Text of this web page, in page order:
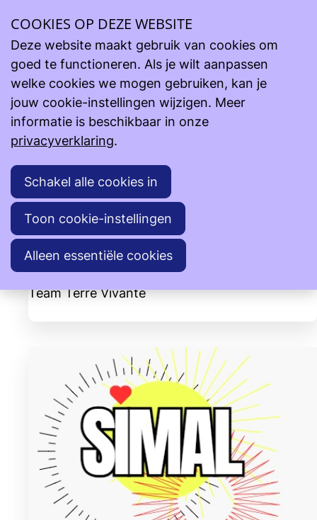
Terre Vivante vzw - Benin
2025 oktober - Nieuwsbrief
Team Terre Vivante
COOKIES OP DEZE WEBSITE
Deze website maakt gebruik van cookies om
goed te functioneren. Als je wilt aanpassen
welke cookies we mogen gebruiken, kan je
jouw cookie-instellingen wijzigen. Meer
informatie is beschikbaar in onze
privacyverklaring.
Schakel alle cookies in
Toon cookie-instellingen
Alleen essentiële cookies